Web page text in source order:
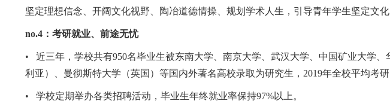
坚定理想信念、开阔文化视野、陶冶道德情操、规划学术人生，引导青年学生坚定文化
no.4 ：考研就业、前途无忧
• 近三年，学校共有950名毕业生被东南大学、南京大学、武汉大学、中国矿业大学
利亚）、曼彻斯特大学（英国）等国内外著名高校录取为研究生， 2019年全校平均考
• 学校定期举办各类招聘活动，毕业生年终就业率保持97%以上。